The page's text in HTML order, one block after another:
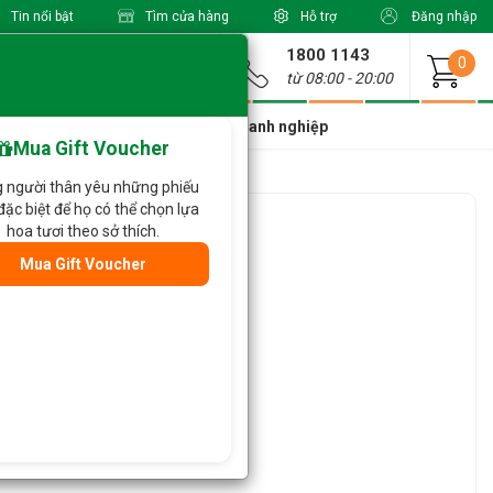
Tin nổi bật Tìm cửa hàng Hỗ trợ Đăng nhập
1800 1143
từ 08:00 - 20:00
0
Dành cho doanh nghiệp
677
Mua Gift Voucher
người thân yêu những phiếu
biệt để họ có thể chọn lựa
hoa tươi theo sở thích.
Mua Gift Voucher